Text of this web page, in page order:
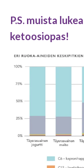
P.S. muista
ketoosiopas!